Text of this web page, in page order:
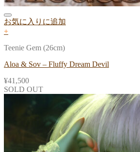
お気に入りに追加
+
Teenie Gem (26cm)
Aloa & Sov – Fluffy Dream Devil
¥41,500
SOLD OUT